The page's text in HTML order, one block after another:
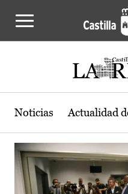
Actualidad de la
Noticias Actualidad